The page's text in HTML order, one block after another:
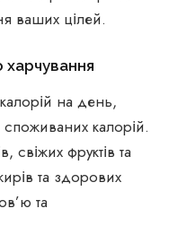
ваших цілей.
харчування
на день,
споживаних калорій.
свіжих фруктів та
та здорових
та